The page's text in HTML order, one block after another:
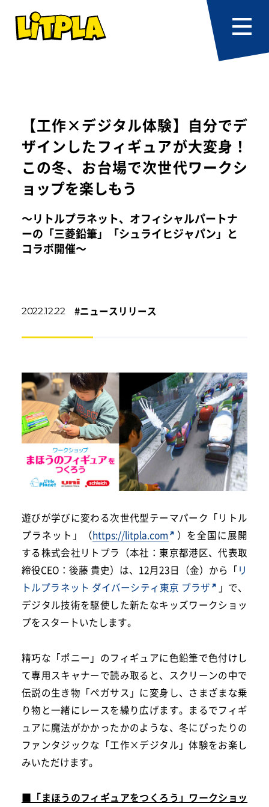
【工作×デジタル体験】自分でデ
ザインしたフィギュアが大変身！
この冬、お台場で次世代ワークシ
ョップを楽しもう
～リトルプラネット、オフィシャルパートナ
ーの「三菱鉛筆」「シュライヒジャパン」と
コラボ開催～
2022.12.22 #ニュースリリース
遊びが学びに変わる次世代型テーマパーク「リトル
プラネット」（https://litpla.com
）を全国に展開
する株式会社リトプラ（本社：東京都港区、代表取
締役CEO：後藤 貴史）は、12月23日（金）から「リ
トルプラネット ダイバーシティ東京 プラザ
」で、
デジタル技術を駆使した新たなキッズワークショッ
プをスタートいたします。
精巧な「ポニー」のフィギュアに色鉛筆で色付けし
て専用スキャナーで読み取ると、スクリーンの中で
伝説の生き物「ペガサス」に変身し、さまざまな乗
り物と一緒にレースを繰り広げます。まるでフィギ
ュアに魔法がかかったかのような、冬にぴったりの
ファンタジックな「工作×デジタル」体験をお楽し
みいただけます。
■「まほうのフィギュアをつくろう」ワークショッ